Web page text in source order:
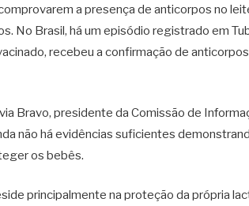
a presença de anticorpos no
No Brasil, há um episódio registrado em
recebeu a confirmação de
Bravo, presidente da Comissão de
não há evidências suficientes
os bebês.
principalmente na proteção da própria